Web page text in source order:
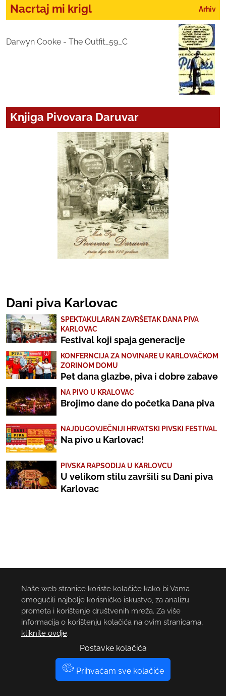
Arhiv
Nacrtaj mi krigl
Darwyn Cooke - The Outfit_59_C
Knjiga Pivovara Daruvar
Dani piva Karlovac
SPEKTAKULARAN ZAVRŠETAK DANA PIVA
KARLOVAC
Festival koji spaja generacije
KONFERNCIJA ZA NOVINARE U KARLOVAČKOM
ZORINOM DOMU
Pet dana glazbe, piva i dobre zabave
NA PIVO U KRALOVAC
Brojimo dane do početka Dana piva
NAJDUGOVJEČNIJI HRVATSKI PIVSKI FESTIVAL
Na pivo u Karlovac!
PIVSKA RAPSODIJA U KARLOVCU
U velikom stilu završili su Dani piva
Karlovac
Naše web stranice koriste kolačiće kako bi Vama
omogućili najbolje korisničko iskustvo, za analizu
prometa i korištenje društvenih mreža. Za više
informacija o korištenju kolačića na ovim stranicama,
kliknite ovdje.
Postavke kolačića
Prihvaćam sve kolačiće